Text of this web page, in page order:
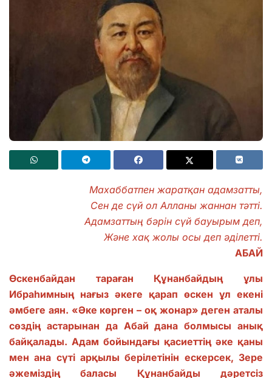
Махаббатпен жаратқан адамзатты,
Сен де сүй ол Алланы жаннан тәтті.
Адамзаттың бәрін сүй бауырым деп,
Және хақ жолы осы деп әділетті.
АБАЙ
Өскенбайдан тараған Құнанбайдың ұлы
Ибраһимның нағыз әкеге қарап өскен ұл екені
әмбеге аян. «Әке көрген – оқ жонар» деген аталы
сөздің астарынан да Абай дана болмысы анық
байқалады. Адам бойындағы қасиеттің әке қаны
мен ана сүті арқылы берілетінін ескерсек, Зере
әжеміздің баласы Құнанбайды дәретсіз